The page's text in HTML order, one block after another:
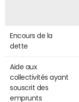
Encours de la
dette
Aide aux
collectivités ayant
souscrit des
emprunts